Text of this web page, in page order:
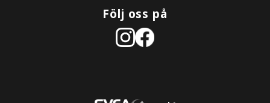
Följ oss på